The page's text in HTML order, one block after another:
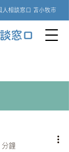
人相談窓口 苫小牧市
分鐘